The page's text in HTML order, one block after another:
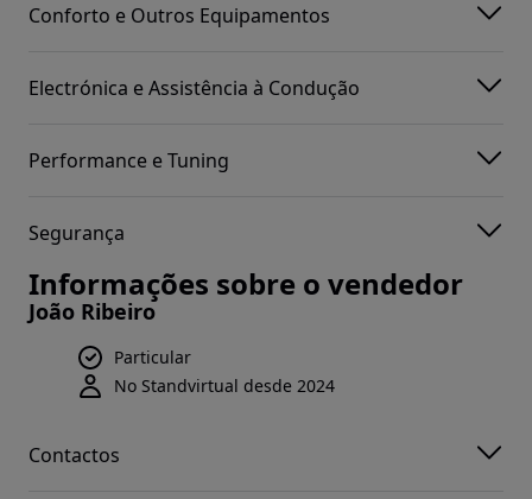
Conforto e Outros Equipamentos
Electrónica e Assistência à Condução
Performance e Tuning
Segurança
Informações sobre o vendedor
João Ribeiro
Particular
No Standvirtual desde 2024
Contactos